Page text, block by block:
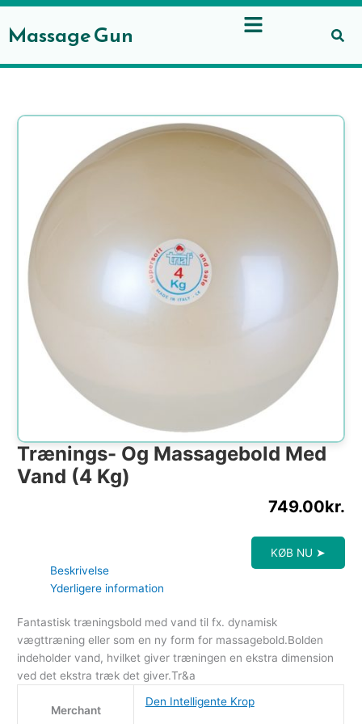
Gå
indholdet
Massage Gun
Trænings- Og Massagebold Med
Vand (4 Kg)
749.00kr.
KØB NU ➤
Beskrivelse
Yderligere information
Fantastisk træningsbold med vand til fx. dynamisk
vægttræning eller som en ny form for massagebold.Bolden
indeholder vand, hvilket giver træningen en ekstra dimension
ved det ekstra træk det giver.Tr&a
Merchant
Den Intelligente Krop